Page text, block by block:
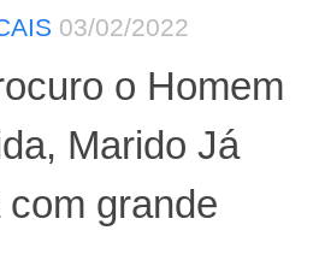
03/02/2022
o Homem
Marido Já
grande